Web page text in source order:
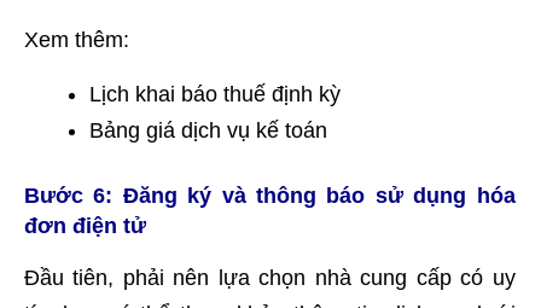
Xem thêm:
Lịch khai báo thuế định kỳ
Bảng giá dịch vụ kế toán
Bước 6: Đăng ký và thông báo sử dụng hóa
đơn điện tử
Đầu tiên, phải nên lựa chọn nhà cung cấp có uy